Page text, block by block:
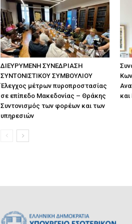
ΔΙΕΥΡΥΜΕΝΗ ΣΥΝΕΔΡΙΑΣΗ
ΣΥΝΤΟΝΙΣΤΙΚΟΥ ΣΥΜΒΟΥΛΙΟΥ
Έλεγχος μέτρων πυροπροστασίας
σε επίπεδο Μακεδονίας – Θράκης
Συντονισμός των φορέων και των
υπηρεσιών